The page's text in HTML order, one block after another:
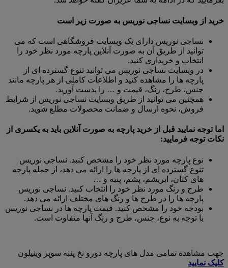
خرید از وبسایت نساجی نوریس به صورت زیر است
نساجی نوریس دارای یک وبسایت فروشگاهی است که می
توانید از طریق آن به صورت آنلاین پارچه مورد نظر خود را
انتخاب و خریداری کنید.
در وبسایت نساجی نوریس می توانید تنوع گسترده ای از
پارچه ها را مشاهده کنید و اطلاعات کاملی از هر پارچه مانند
جنس، طرح، رنگ، قیمت و … را بدست آورید.
همچنین می توانید از طریق وبسایت نساجی نوریس از شرایط
فروش، نحوه ارسال و ضمانت محصولات مطلع شوید.
اما توجه نمایید قبل از خرید پارچه به صورت آنلاین باید به یکسری از
نکات توجه فرمایید:
نوع پارچه مورد نظر خود را مشخص کنید. نساجی نوریس
تنوع گسترده ای از پارچه ها را ارائه می دهد، از جمله پارچه
های کتان، ابریشم، پشم، پنبه و …
طرح و رنگ مورد نظر خود را انتخاب کنید. نساجی نوریس
پارچه ها را در طرح ها و رنگ های مختلف ارائه می دهد.
بودجه خود را مشخص کنید. قیمت پارچه ها در نساجی نوریس
با توجه به نوع، جنس، طرح و رنگ آنها متفاوت است.
جهت مشاهده تمامی مدل های پارچه دورو نخ پنبه سوپر وینیلون
کلیک نمایید